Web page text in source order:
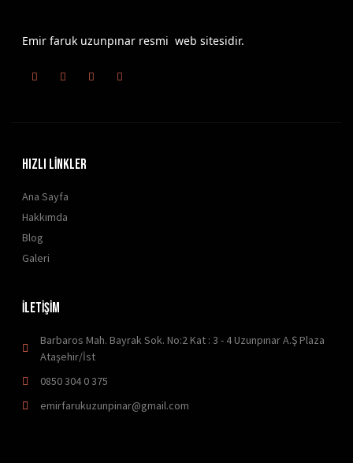
Emir faruk uzunpınar resmi web sitesidir.
HIZLI LİNKLER
Ana Sayfa
Hakkımda
Blog
Galeri
İLETİŞİM
Barbaros Mah. Bayrak Sok. No:2 Kat : 3 - 4 Uzunpınar A.Ş Plaza
Ataşehir/İst
0850 304 0 375
emirfarukuzunpinar@gmail.com